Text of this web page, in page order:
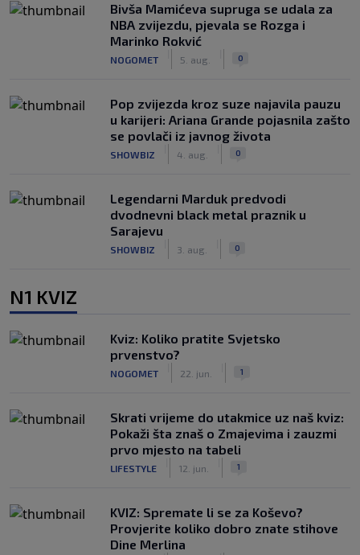
Bivša Mamićeva supruga se udala za
NBA zvijezdu, pjevala se Rozga i
Marinko Rokvić
NOGOMET 5. aug. 0
Pop zvijezda kroz suze najavila pauzu
u karijeri: Ariana Grande pojasnila zašto
se povlači iz javnog života
SHOWBIZ 4. aug. 0
Legendarni Marduk predvodi
dvodnevni black metal praznik u
Sarajevu
SHOWBIZ 3. aug. 0
N1 KVIZ
Kviz: Koliko pratite Svjetsko
prvenstvo?
NOGOMET 22. jun. 1
Skrati vrijeme do utakmice uz naš kviz:
Pokaži šta znaš o Zmajevima i zauzmi
prvo mjesto na tabeli
LIFESTYLE 12. jun. 1
KVIZ: Spremate li se za Koševo?
Provjerite koliko dobro znate stihove
Dine Merlina